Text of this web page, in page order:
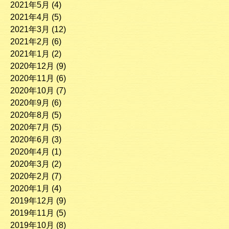
2021年5月 (4)
2021年4月 (5)
2021年3月 (12)
2021年2月 (6)
2021年1月 (2)
2020年12月 (9)
2020年11月 (6)
2020年10月 (7)
2020年9月 (6)
2020年8月 (5)
2020年7月 (5)
2020年6月 (3)
2020年4月 (1)
2020年3月 (2)
2020年2月 (7)
2020年1月 (4)
2019年12月 (9)
2019年11月 (5)
2019年10月 (8)